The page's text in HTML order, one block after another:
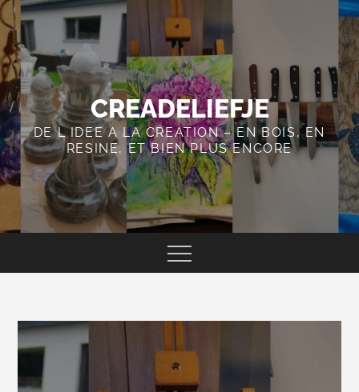
Skip
to
content
CREADELIEFJE
DE L IDEE A LA CREATION – EN BOIS, EN
RESINE, ET BIEN PLUS ENCORE